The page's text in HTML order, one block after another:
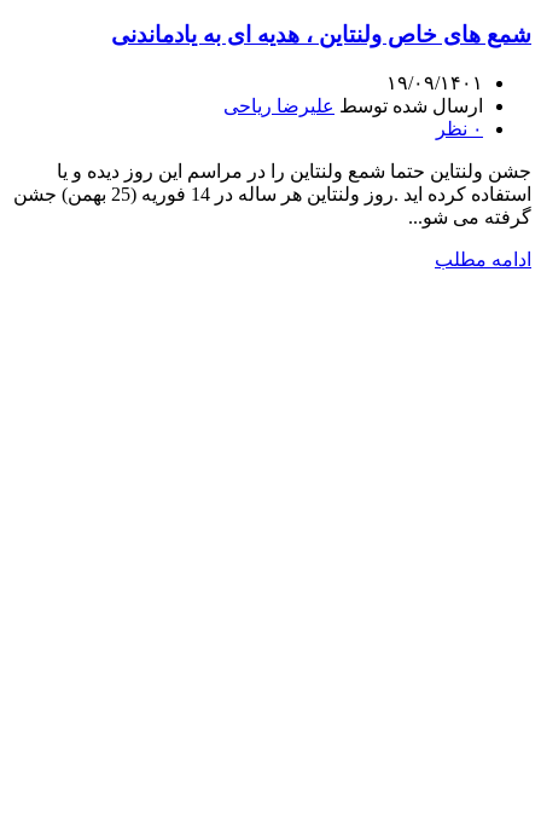
شمع های خاص ولنتاین ، هدیه ای به یادماندنی
۱۹/۰۹/۱۴۰۱
ارسال شده توسط علیرضا ریاحی
۰ نظر
جشن ولنتاین حتما شمع ولنتاین را در مراسم این روز دیده و یا
استفاده کرده اید .روز ولنتاین هر ساله در 14 فوریه (25 بهمن) جشن
گرفته می شو...
ادامه مطلب